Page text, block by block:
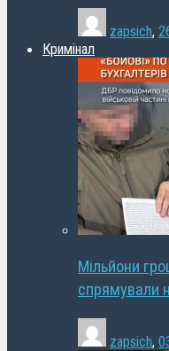
zapsich,
Кримінал
Мільйони
спрямували
zapsich,